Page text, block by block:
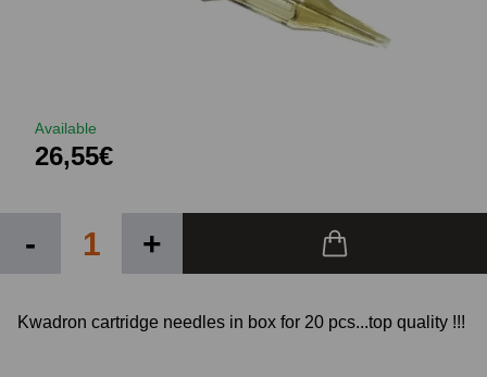
Available
26,55€
- +
Kwadron cartridge needles in box for 20 pcs...top quality !!!